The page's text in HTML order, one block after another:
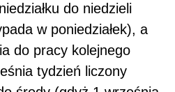
do niedzieli
w poniedziałek), a
do pracy kolejnego
tydzień liczony